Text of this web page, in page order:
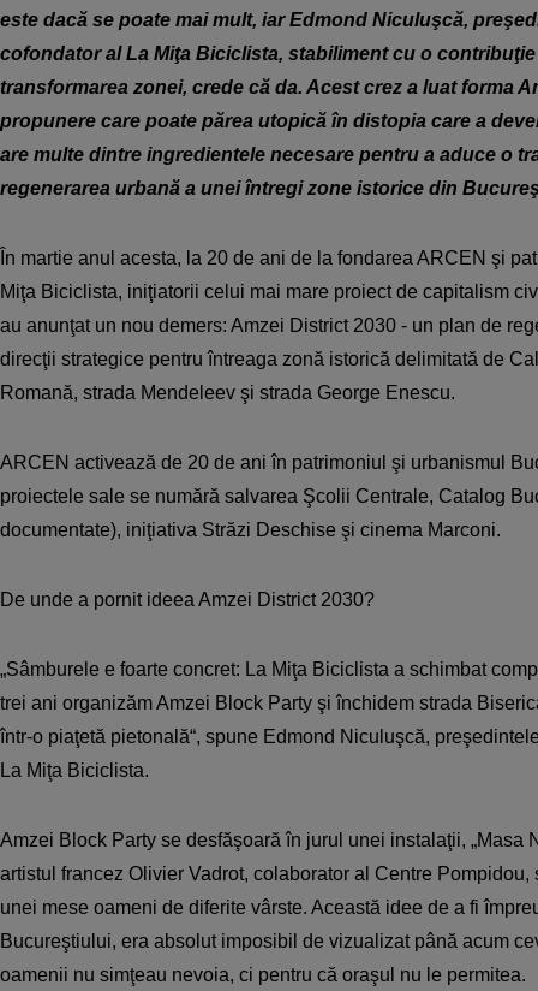
este dacă se poate mai mult, iar Edmond Niculuşcă,
cofondator al La Miţa Biciclista, stabiliment cu o
transformarea zonei, crede că da. Acest crez a luat forma
propunere care poate părea utopică în distopia care a
are multe dintre ingredientele necesare pentru a aduce o
regenerarea urbană a unei întregi zone istorice din
În martie anul acesta, la 20 de ani de la fondarea ARCEN şi
Miţa Biciclista, iniţiatorii celui mai mare proiect de capitalism
au anunţat un nou demers: Amzei District 2030 - un plan de
direcţii strategice pentru întreaga zonă istorică delimitată de
Romană, strada Mendeleev şi strada George Enescu.
ARCEN activează de 20 de ani în patrimoniul şi urbanismul
proiectele sale se numără salvarea Şcolii Centrale, Catalog
documentate), iniţiativa Străzi Deschise şi cinema Marconi.
De unde a pornit ideea Amzei District 2030?
„Sâmburele e foarte concret: La Miţa Biciclista a schimbat
trei ani organizăm Amzei Block Party şi închidem strada
într-o piaţetă pietonală“, spune Edmond Niculuşcă,
La Miţa Biciclista.
Amzei Block Party se desfăşoară în jurul unei instalaţii, „Masa
artistul francez Olivier Vadrot, colaborator al Centre
unei mese oameni de diferite vârste. Această idee de a fi
Bucureştiului, era absolut imposibil de vizualizat până acum
oamenii nu simţeau nevoia, ci pentru că oraşul nu le permitea.